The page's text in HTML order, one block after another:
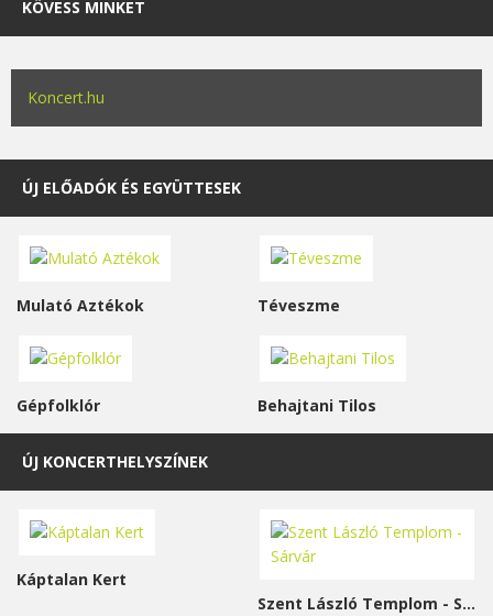
KÖVESS MINKET
Koncert.hu
ÚJ ELŐADÓK ÉS EGYÜTTESEK
Mulató Aztékok Téveszme
Gépfolklór Behajtani Tilos
ÚJ KONCERTHELYSZÍNEK
Káptalan Kert
Szent László Templom - Sárvár